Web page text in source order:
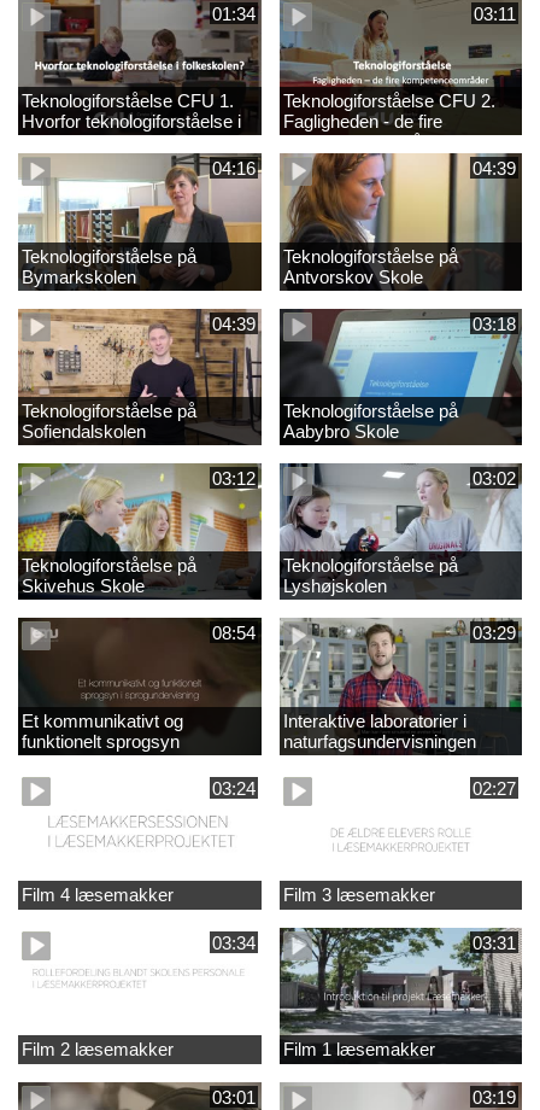
01:34
Teknologiforståelse CFU 1.
Hvorfor teknologiforståelse i
folkeskolen?
03:11
Teknologiforståelse CFU 2.
Fagligheden - de fire
kompetenceområder
04:16
Teknologiforståelse på
Bymarkskolen
04:39
Teknologiforståelse på
Antvorskov Skole
04:39
Teknologiforståelse på
Sofiendalskolen
03:18
Teknologiforståelse på
Aabybro Skole
03:12
Teknologiforståelse på
Skivehus Skole
03:02
Teknologiforståelse på
Lyshøjskolen
08:54
Et kommunikativt og
funktionelt sprogsyn
03:29
Interaktive laboratorier i
naturfagsundervisningen
03:24
Film 4 læsemakker
02:27
Film 3 læsemakker
03:34
Film 2 læsemakker
03:31
Film 1 læsemakker
03:01 03:19